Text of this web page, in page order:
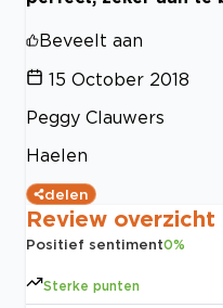
Beveelt aan
15 October 2018
Peggy Clauwers
Haelen
delen
Review overzicht
Positief sentiment0%
Sterke punten